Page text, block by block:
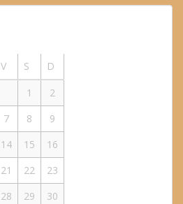
V S
D
1
2
7 8
9
14 15
16
21 22
23
28 29
30